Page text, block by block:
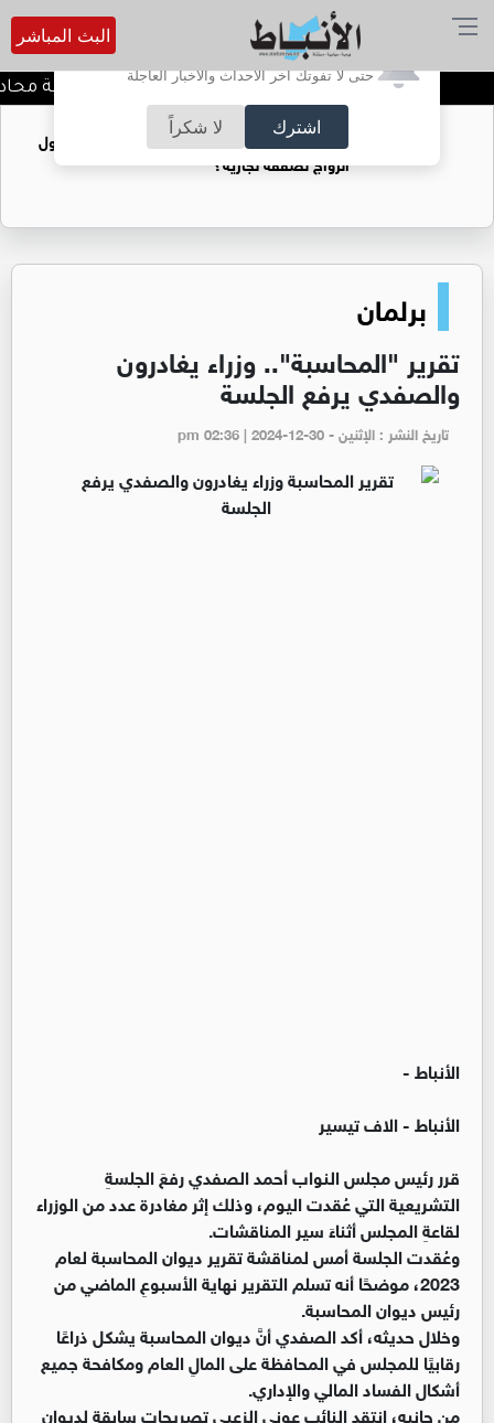
أترغب في تفعيل الإشعارات؟
حتى لا تفوتك آخر الأحداث والأخبار العاجلة
اشترك لا شكراً
البث المباشر
كيف تحافظ على خصوصية
فتيات يستغللنه لتحقيق مكاسب مادية.. هل تحول
الزواج لصفقة تجارية؟
برلمان
تقرير "المحاسبة".. وزراء يغادرون
والصفدي يرفع الجلسة
تاريخ النشر : الإثنين - pm 02:36 | 2024-12-30
الأنباط -
الأنباط - الاف تيسير
قرر رئيس مجلس النواب أحمد الصفدي رفعَ الجلسةِ
التشريعية التي عُقدت اليوم، وذلك إثر مغادرة عدد من الوزراء
لقاعةِ المجلس أثناءَ سير المناقشات.
وعُقدت الجلسة أمس لمناقشة تقرير ديوان المحاسبة لعام
2023، موضحًا أنه تسلم التقرير نهاية الأسبوعِ الماضي من
رئيس ديوان المحاسبة.
وخلال حديثه، أكد الصفدي أنَّ ديوان المحاسبة يشكل ذراعًا
رقابيًا للمجلس في المحافظة على المالِ العام ومكافحة جميع
أشكال الفساد المالي والإداري.
من جانبه، انتقد النائب عوني الزعبي تصريحات سابقة لديوان